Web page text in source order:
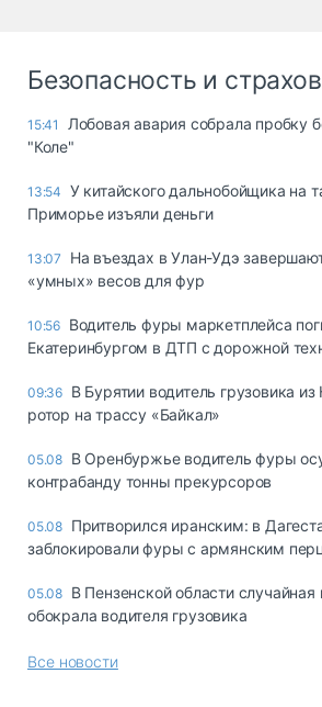
Безопасность и
15:41
Лобовая авария собрала пробку
"Коле"
13:54 У китайского дальнобойщика на
Приморье изъяли деньги
13:07
Ha въeздax в Улaн-Удэ
«yмныx» вecoв для фyp
10:56 Водитель фуры маркетплейса
Екатеринбургом в ДТП с дорожной
09:36 В Бурятии водитель грузовика из
ротор на трассу «Байкал»
05.08 В Оренбуржье водитель фуры
контрабанду тонны прекурсоров
05.08 Притворился иранским: в
заблокировали фуры с армянским
05.08 В Пензенской области случайная
обокрала водителя грузовика
Все новости